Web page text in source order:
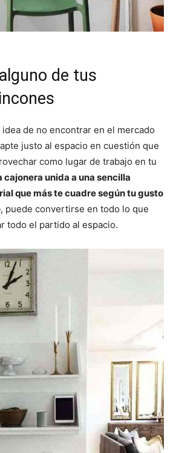
de tus
de no encontrar en el mercado
justo al espacio en cuestión que
como lugar de trabajo en tu
cajonera unida a una sencilla
que más te cuadre según tu gusto
, puede convertirse en todo lo que
todo el partido al espacio.